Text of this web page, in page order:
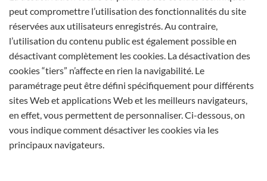
peut compromettre l’utilisation des fonctionnalités du site
réservées aux utilisateurs enregistrés. Au contraire,
l’utilisation du contenu public est également possible en
désactivant complètement les cookies. La désactivation des
cookies “tiers” n’affecte en rien la navigabilité. Le
paramétrage peut être défini spécifiquement pour différents
sites Web et applications Web et les meilleurs navigateurs,
en effet, vous permettent de personnaliser. Ci-dessous, on
vous indique comment désactiver les cookies via les
principaux navigateurs.